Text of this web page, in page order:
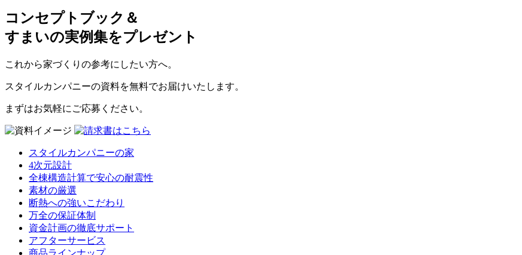
コンセプトブック＆
すまいの実例集をプレゼント
これから家づくりの参考にしたい方へ。
スタイルカンパニーの資料を無料でお届けいたします。
まずはお気軽にご応募ください。
スタイルカンパニーの家
4次元設計
全棟構造計算で安心の耐震性
素材の厳選
断熱への強いこだわり
万全の保証体制
資金計画の徹底サポート
アフターサービス
商品ラインナップ